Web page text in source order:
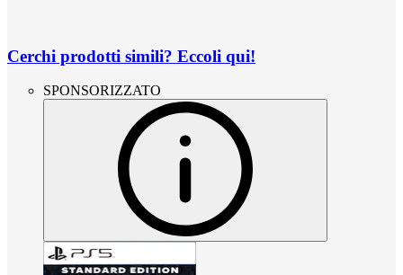
Cerchi prodotti simili? Eccoli qui!
SPONSORIZZATO